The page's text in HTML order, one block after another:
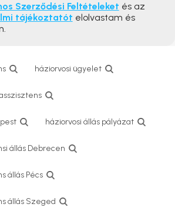
Szerződési Feltételeket és az
tájékoztatót elolvastam és
háziorvosi ügyelet
háziorvosi állás pályázat
állás Debrecen
állás Pécs
állás Szeged